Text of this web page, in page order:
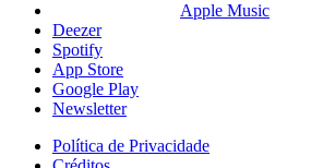
Apple Music
Deezer
Spotify
App Store
Google Play
Newsletter
Política de Privacidade